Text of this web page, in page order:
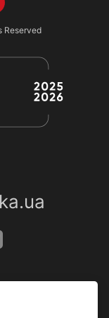
Reserved